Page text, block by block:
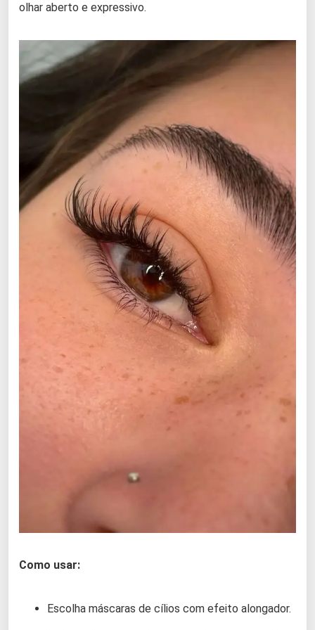
olhar aberto e expressivo.
Como usar:
Escolha máscaras de cílios com efeito alongador.